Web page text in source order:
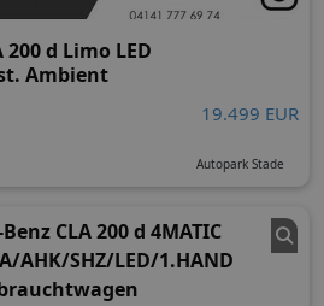
200 d Limo LED
Ambient
19.499 EUR
Autopark Stade